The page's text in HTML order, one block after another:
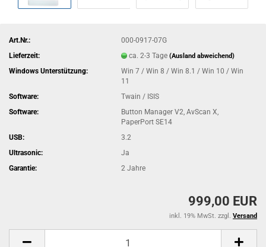
Art.Nr.:
000-0917-07G
Lieferzeit:
ca. 2-3 Tage(Ausland abweichend)
Windows Unterstützung:
Win 7 / Win 8 / Win 8.1 / Win 10 / Win
11
Software:
Twain / ISIS
Software:
Button Manager V2, AvScan X,
PaperPort SE14
USB:
3.2
Ultrasonic:
Ja
Garantie:
2 Jahre
999,00 EUR
inkl. 19% MwSt. zzgl. Versand